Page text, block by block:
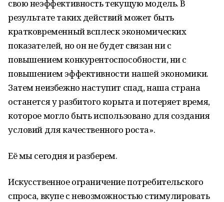
свою неэффективность текущую модель. В
результате таких действий может быть
кратковременный всплеск экономических
показателей, но он не будет связан ни с
повышением конкурентоспособности, ни с
повышением эффективности нашей экономики.
Затем неизбежно наступит спад, наша страна
останется у разбитого корыта и потеряет время,
которое могло быть использовано для создания
условий для качественного роста».
Её мы сегодня и разберем.
Искусственное ограничение потребительского
спроса, вкупе с невозможностью стимулировать